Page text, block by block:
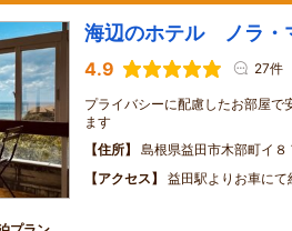
海辺のホテル ノラ・
4.9 27件
プライバシーに配慮したお部屋で
ます
住所
島根県益田市木部町イ８
アクセス
益田駅よりお車にて